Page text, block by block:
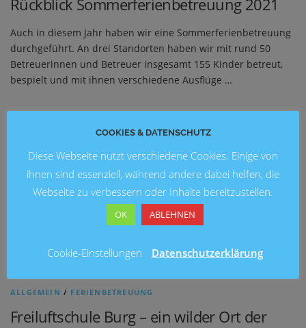
Rückblick Sommerferienbetreuung 2021
Auch in diesem Jahr haben wir eine Sommerferienbetreuung
durchgeführt. An drei Standorten haben wir mit rund 50
Betreuerinnen und Betreuer insgesamt 155 Kinder betreut,
bespielt und mit ihnen verschiedene Ausflüge …
ALLGEMEIN / FERIENBETREUUNG
Freiluftschule Burg – ein wilder Ort der
COOKIES & DATENSCHUTZ
Diese Webseite nutzt verschiedene Cookies. Einige von
ihnen sind essenziell, während andere dabei helfen, die
Webseite zu verbessern oder Inhalte bereitzustellen.
OK ABLEHNEN
Cookie-Einstellungen Datenschutzerklärung